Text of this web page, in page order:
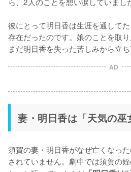
彼にとって明日香は生涯を通して
存在だったのです。娘のことを取り
まだ明日香を失った苦しみから立
AD
妻・明日香は「天気の巫
須賀の妻・明日香がなぜ亡くなっ
されていません。劇中では須賀の